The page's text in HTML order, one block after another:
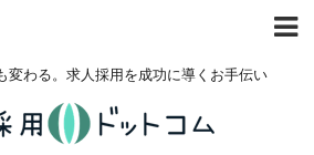
変わる。求人採用を成功に導くお手伝い